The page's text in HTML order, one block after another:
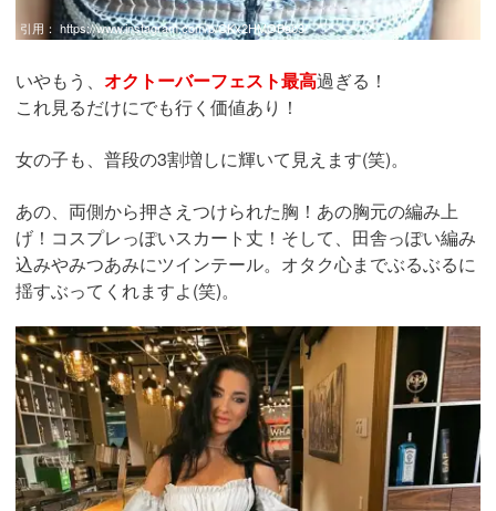
引用： https://www.instagram.com/p/CKx2HMOBab3/
いやもう、 オクトーバーフェスト最高過ぎる！
これ見るだけにでも行く価値あり！
女の子も、普段の3割増しに輝いて見えます(笑)。
あの、両側から押さえつけられた胸！あの胸元の編み上
げ！コスプレっぽいスカート丈！そして、田舎っぽい編み
込みやみつあみにツインテール。オタク心までぶるぶるに
揺すぶってくれますよ(笑)。